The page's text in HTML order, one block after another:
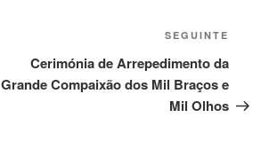
SEGUINTE
Cerimónia de Arrepedimento da
Grande Compaixão dos Mil Braços e
Mil Olhos